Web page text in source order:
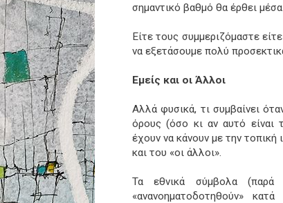
σημαντικό βαθμό θα έρθει
Είτε τους συμμεριζόμαστε
να εξετάσουμε πολύ
Εμείς και οι Άλλοι
Αλλά φυσικά, τι συμβαίνει
όρους (όσο κι αν αυτό είναι
έχουν να κάνουν με την τοπική
και του «οι άλλοι».
Τα εθνικά σύμβολα (παρά
«ανανοηματοδοτηθούν»